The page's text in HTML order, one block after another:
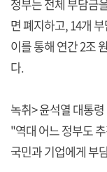
정부는 전체 부담금
면 폐지하고, 14개
이를 통해 연간 2조
다.
녹취> 윤석열 대통령
"역대 어느 정부도
국민과 기업에게 부